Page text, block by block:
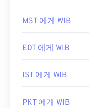
MST 에게 WIB
EDT 에게 WIB
IST 에게 WIB
PKT 에게 WIB